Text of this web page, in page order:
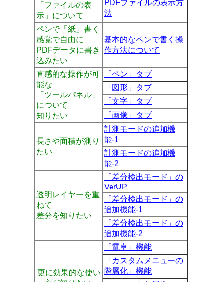
「ファイルの表
示」について
PDFファイルの表示方
法
ペンで「紙」書く
感覚で自由に
PDFデータに書き
込みたい
基本的なペンで書く操
作方法について
直感的な操作が可
能な
「ツールパネル」
について
知りたい
「ペン」タブ
「図形」タブ
「文字」タブ
「画像」タブ
長さや面積が測り
たい
計測モードの追加機
能-1
計測モードの追加機
能-2
透明レイヤーを重
ねて
差分を知りたい
「差分検出モード」の
VerUP
「差分検出モード」の
追加機能-1
「差分検出モード」の
追加機能-2
更に効果的な使い
「電卓」機能
「カスタムメニューの
階層化」機能